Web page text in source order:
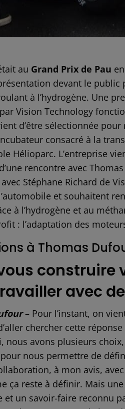
au Grand Prix de Pau
devant le public
à l’hydrogène. Une
Vision Technology
d’être sélectionnée
consacré à la
Hélioparc. L’entreprise
rencontre avec
Stéphane Richard de
et souhaitent
à l’hydrogène et au
: l’adaptation des
à Thomas
construire
avec
– Pour l’instant, on
chercher cette
nous avons plusieurs
nous permettre de
à mon avis,
ça reste à définir. Mais
et un savoir-faire reconnu